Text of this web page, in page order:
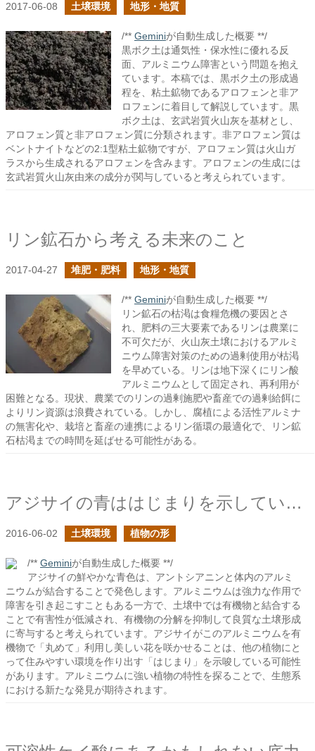
2017-06-08 土壌環境 地形・地質
/** Geminiが自動生成した概要 **/
黒ボク土は通気性・保水性に優れる反
面、アルミニウム障害という問題を抱え
ています。本稿では、黒ボク土の形成過
程を、粘土鉱物であるアロフェンと非ア
ロフェンに着目して解説しています。黒
ボク土は、玄武岩質火山灰を基材とし、
アロフェン質と非アロフェン質に分類されます。非アロフェン質は
ベントナイトなどの2:1型粘土鉱物ですが、アロフェン質は火山ガ
ラスから生成されるアロフェンを含みます。アロフェンの生成には
玄武岩質火山灰由来の成分が関与していると考えられています。
リン鉱石から考える未来のこと
2017-04-27 堆肥・肥料 地形・地質
/** Geminiが自動生成した概要 **/
リン鉱石の枯渇は食糧危機の要因とさ
れ、肥料の三大要素であるリンは農業に
不可欠だが、火山灰土壌におけるアルミ
ニウム障害対策のための過剰使用が枯渇
を早めている。リンは地下深くにリン酸
アルミニウムとして固定され、再利用が
困難となる。現状、農業でのリンの過剰施肥や畜産での過剰給餌に
よりリン資源は浪費されている。しかし、腐植による活性アルミナ
の無害化や、栽培と畜産の連携によるリン循環の最適化で、リン鉱
石枯渇までの時間を延ばせる可能性がある。
アジサイの青ははじまりを示しているのか？
2016-06-02 土壌環境 植物の形
/** Geminiが自動生成した概要 **/
アジサイの鮮やかな青色は、アントシアニンと体内のアルミ
ニウムが結合することで発色します。アルミニウムは強力な作用で
障害を引き起こすこともある一方で、土壌中では有機物と結合する
ことで有害性が低減され、有機物の分解を抑制して良質な土壌形成
に寄与すると考えられています。アジサイがこのアルミニウムを有
機物で「丸めて」利用し美しい花を咲かせることは、他の植物にと
って住みやすい環境を作り出す「はじまり」を示唆している可能性
があります。アルミニウムに強い植物の特性を探ることで、生態系
における新たな発見が期待されます。